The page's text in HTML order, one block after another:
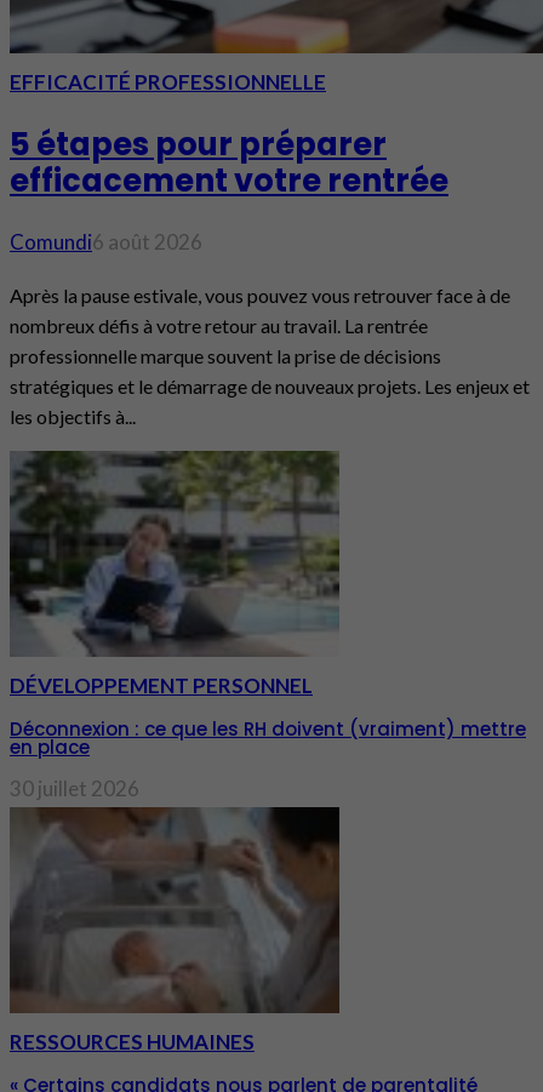
EFFICACITÉ PROFESSIONNELLE
5 étapes pour préparer
efficacement votre rentrée
Comundi6 août 2026
Après la pause estivale, vous pouvez vous retrouver face à de
nombreux défis à votre retour au travail. La rentrée
professionnelle marque souvent la prise de décisions
stratégiques et le démarrage de nouveaux projets. Les enjeux et
les objectifs à...
DÉVELOPPEMENT PERSONNEL
Déconnexion : ce que les RH doivent (vraiment) mettre
en place
30 juillet 2026
RESSOURCES HUMAINES
« Certains candidats nous parlent de parentalité